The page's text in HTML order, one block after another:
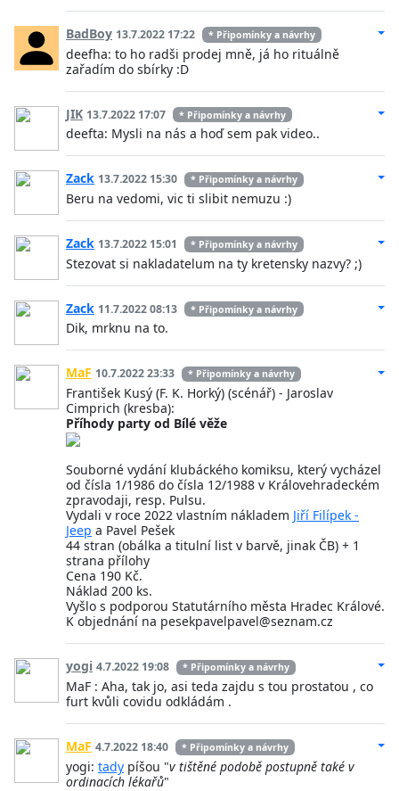
BadBoy 13.7.2022 17:22 * Připomínky a návrhy
deefha: to ho radši prodej mně, já ho rituálně
zařadím do sbírky :D
JIK 13.7.2022 17:07 * Připomínky a návrhy
deefta: Mysli na nás a hoď sem pak video..
Zack 13.7.2022 15:30 * Připomínky a návrhy
Beru na vedomi, vic ti slibit nemuzu :)
Zack 13.7.2022 15:01 * Připomínky a návrhy
Stezovat si nakladatelum na ty kretensky nazvy? ;)
Zack 11.7.2022 08:13 * Připomínky a návrhy
Dik, mrknu na to.
MaF 10.7.2022 23:33 * Připomínky a návrhy
František Kusý (F. K. Horký) (scénář) - Jaroslav
Cimprich (kresba):
Příhody party od Bílé věže
Souborné vydání klubáckého komiksu, který vycházel
od čísla 1/1986 do čísla 12/1988 v Královehradeckém
zpravodaji, resp. Pulsu.
Vydali v roce 2022 vlastním nákladem Jiří Filípek -
Jeep a Pavel Pešek
44 stran (obálka a titulní list v barvě, jinak ČB) + 1
strana přílohy
Cena 190 Kč.
Náklad 200 ks.
Vyšlo s podporou Statutárního města Hradec Králové.
K objednání na pesekpavelpavel@seznam.cz
yogi 4.7.2022 19:08 * Připomínky a návrhy
MaF : Aha, tak jo, asi teda zajdu s tou prostatou , co
furt kvůli covidu odkládám .
MaF 4.7.2022 18:40 * Připomínky a návrhy
yogi: tady píšou "v tištěné podobě postupně také v
ordinacích lékařů"